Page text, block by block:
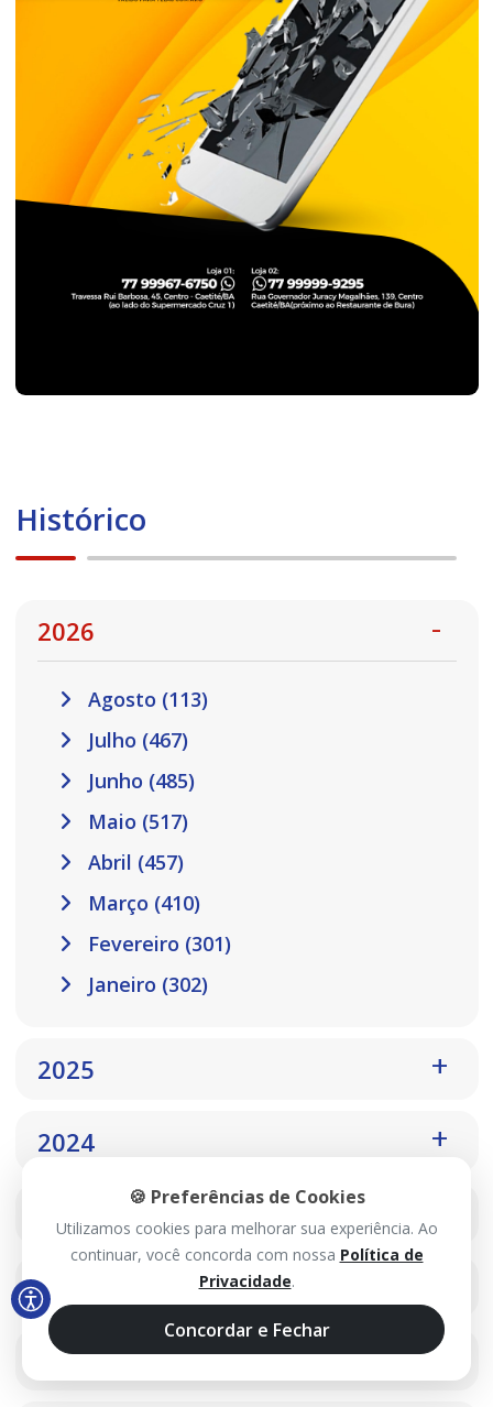
Histórico
2026
Agosto (113)
Julho (467)
Junho (485)
Maio (517)
Abril (457)
Março (410)
Fevereiro (301)
Janeiro (302)
2025
2024
2023
2022
2021
🍪 Preferências de Cookies
Utilizamos cookies para melhorar sua experiência. Ao
continuar, você concorda com nossa Política de
Privacidade.
Concordar e Fechar